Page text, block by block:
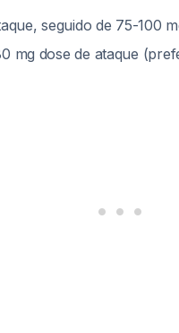
seguido de 75-100
mg dose de ataque